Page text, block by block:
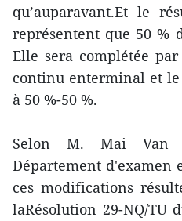
qu’auparavant.Et le
représentent que 50 %
Elle sera complétée
continu enterminal et
à 50 %-50 %.
Selon M. Mai Van
Département d'examen
ces modifications
laRésolution 29-NQ/TU